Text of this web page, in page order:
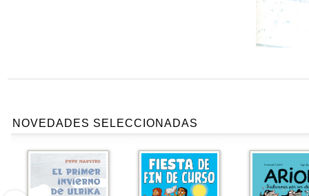
NOVEDADES SELECCIONADAS